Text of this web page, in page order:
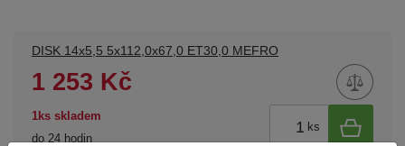
DISK 14x5,5 5x112,0x67,0 ET30,0 MEFRO
1 253 Kč
1ks skladem
do 24 hodin
ks